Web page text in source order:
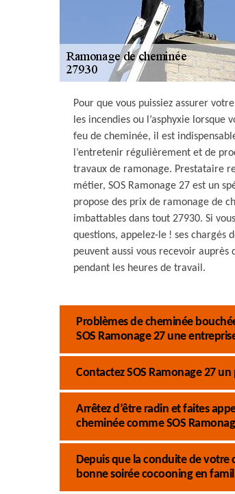
Pour que vous puissiez assurer
les incendies ou l’asphyxie lorsque
feu de cheminée, il est
l’entretenir régulièrement et de
travaux de ramonage. Prestataire
métier, SOS Ramonage 27 est un
propose des prix de ramonage de
imbattables dans tout 27930. Si
questions, appelez-le ! ses chargés
peuvent aussi vous recevoir auprès
pendant les heures de travail.
Problèmes de cheminée
SOS Ramonage 27 une
Contactez SOS Ramonage 27
Arrêtez d’être radin et faites
cheminée comme SOS
Depuis que la conduite de votre
bonne soirée cocooning en